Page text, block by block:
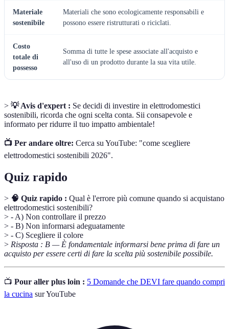
Materiale
sostenibile
Materiali che sono ecologicamente responsabili e
possono essere ristrutturati o riciclati.
Costo
totale di
possesso
Somma di tutte le spese associate all'acquisto e
all'uso di un prodotto durante la sua vita utile.
> 💡 Avis d'expert : Se decidi di investire in elettrodomestici
sostenibili, ricorda che ogni scelta conta. Sii consapevole e
informato per ridurre il tuo impatto ambientale!
📺 Per andare oltre: Cerca su YouTube: "come scegliere
elettrodomestici sostenibili 2026".
Quiz rapido
> 🧠 Quiz rapido : Qual è l'errore più comune quando si acquistano
elettrodomestici sostenibili?
> - A) Non controllare il prezzo
> - B) Non informarsi adeguatamente
> - C) Scegliere il colore
> Risposta : B — È fondamentale informarsi bene prima di fare un
acquisto per essere certi di fare la scelta più sostenibile possibile.
📺 Pour aller plus loin : 5 Domande che DEVI fare quando compri
la cucina sur YouTube